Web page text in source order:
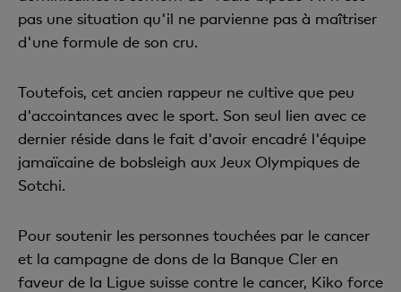
pas une situation qu'il ne parvienne pas à maîtriser
d'une formule de son cru.
Toutefois, cet ancien rappeur ne cultive que peu
d'accointances avec le sport. Son seul lien avec ce
dernier réside dans le fait d'avoir encadré l'équipe
jamaïcaine de bobsleigh aux Jeux Olympiques de
Sotchi.
Pour soutenir les personnes touchées par le cancer
et la campagne de dons de la Banque Cler en
faveur de la Ligue suisse contre le cancer, Kiko force